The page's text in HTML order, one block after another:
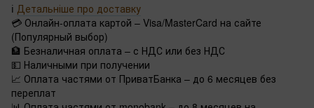
ℹ️ Детальніше про доставку
💳 Онлайн-оплата картой – Visa/MasterCard на сайте
(Популярный выбор)
🏦 Безналичная оплата – с НДС или без НДС
💵 Наличными при получении
📈 Оплата частями от ПриватБанка – до 6 месяцев без
переплат